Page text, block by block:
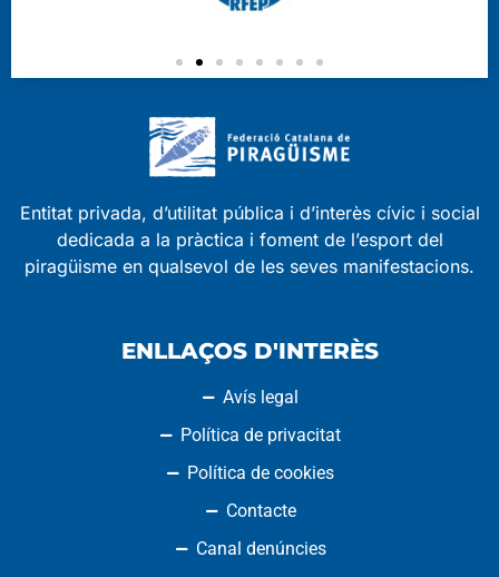
Entitat privada, d’utilitat pública i d’interès cívic i social
dedicada a la pràctica i foment de l’esport del
piragüisme en qualsevol de les seves manifestacions.
ENLLAÇOS D'INTERÈS
Avís legal
Política de privacitat
Política de cookies
Contacte
Canal denúncies